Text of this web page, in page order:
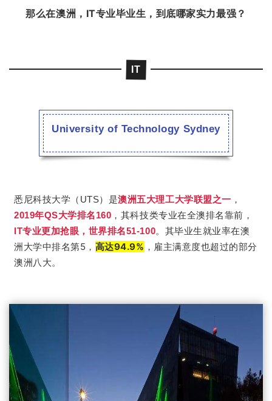
那么在澳洲，IT专业毕业生，到底哪家实力最强？
IT
University of Technology Sydney
悉尼科技大学（UTS）是澳洲五大理工大学联盟之一 ，
2019年QS大学排名160 ，其科技类专业在全澳排名靠前，
IT专业更加抢眼，世界排名51-100。 其毕业生就业率在澳
洲大学中排名第5， 高达94.9% ，雇主满意度也超过的部分
澳洲八大。